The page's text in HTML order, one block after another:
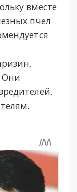
вместе
пчел
Они